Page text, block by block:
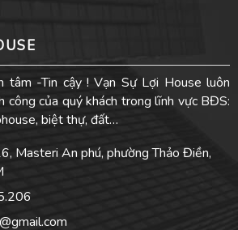
tâm -Tin cậy ! Vạn Sự Lợi House luôn
công của quý khách trong lĩnh vực BĐS:
biệt thự, đất…
Masteri An phú, phường Thảo Điền,